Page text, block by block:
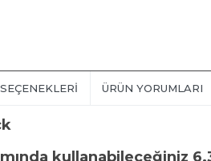
ÜRÜN YORUMLARI
kullanabileceğiniz